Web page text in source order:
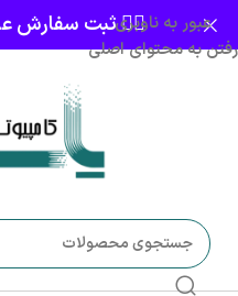
عبور به ناوبری
رفتن به محتوای اصلی
👈🏻 ثبت سفارش